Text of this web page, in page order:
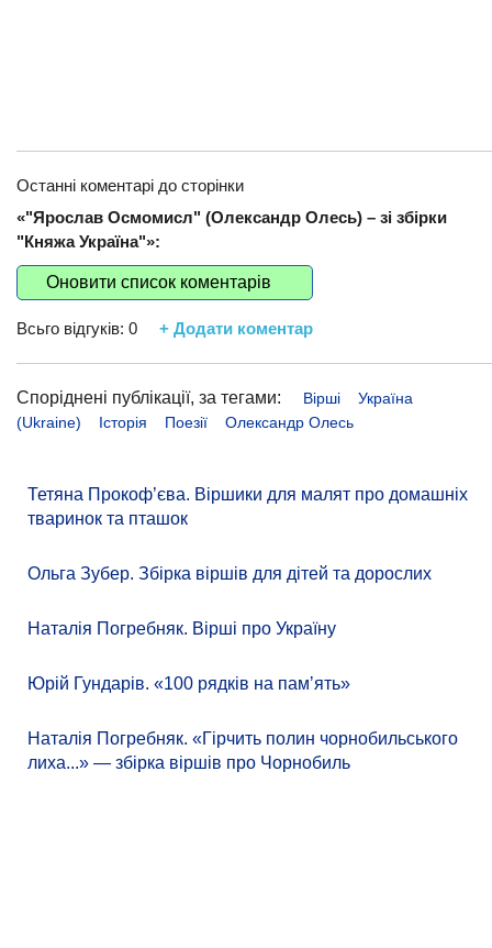
Останні коментарі до сторінки
«"Ярослав Осмомисл" (Олександр Олесь) – зі збірки
"Княжа Україна"»:
Оновити список коментарів
Всьго відгуків: 0 + Додати коментар
Споріднені публікації, за тегами: Вірші
Україна
(Ukraine)
Історія Поезії Олександр Олесь
Тетяна Прокоф’єва. Віршики для малят про домашніх
тваринок та пташок
Ольга Зубер. Збірка віршів для дітей та дорослих
Наталія Погребняк. Вірші про Україну
Юрій Гундарів. «100 рядків на памʼять»
Наталія Погребняк. «Гірчить полин чорнобильського
лиха...» — збірка віршів про Чорнобиль